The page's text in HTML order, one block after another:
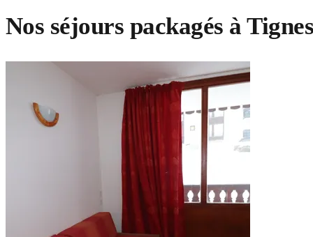
Nos séjours packagés à Tignes